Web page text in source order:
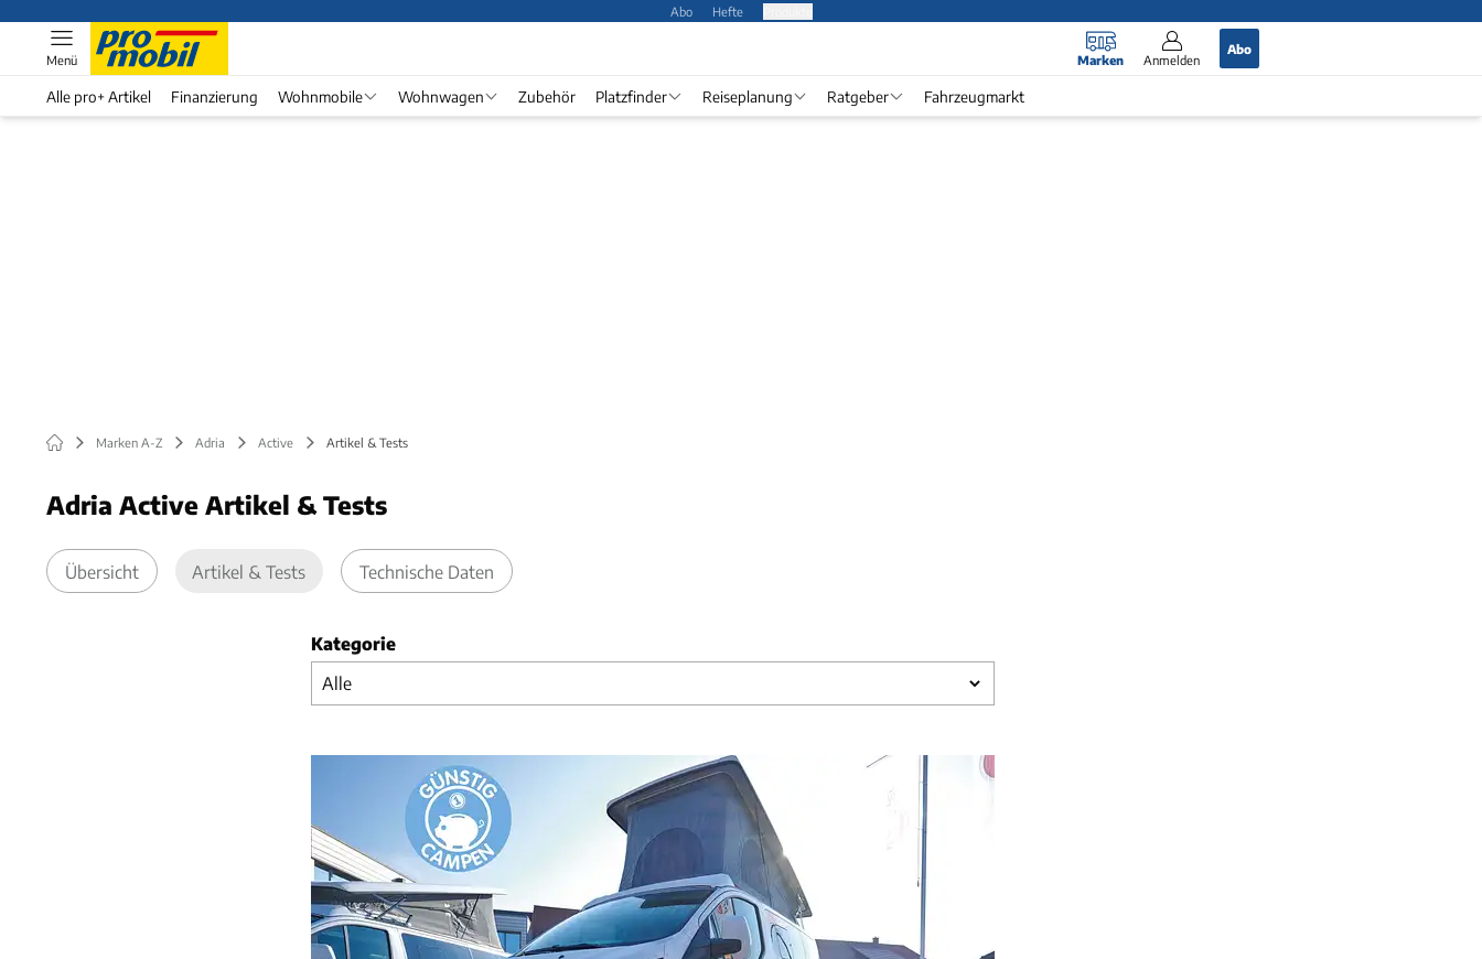
Abo Hefte
Marken Anmelden
Abo
Menü
Alle pro+ Artikel Finanzierung Wohnmobile Wohnwagen Zubehör Platzfinder Reiseplanung Ratgeber Fahrzeugmarkt
Marken A-Z Adria Active Artikel & Tests
Adria Active Artikel & Tests
Übersicht Artikel & Tests Technische Daten
Kategorie